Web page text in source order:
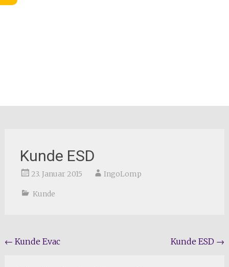
Kunde ESD
23. Januar 2015 IngoLomp
Kunde
Beitragsnavigation
← Kunde Evac Kunde ESD →